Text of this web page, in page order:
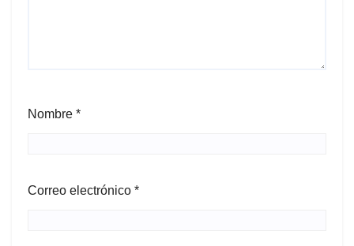
Nombre *
Correo electrónico *